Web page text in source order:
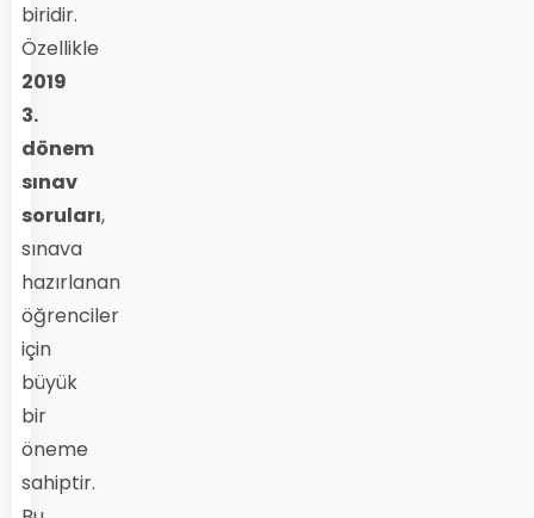
biridir.
Özellikle
2019
3.
dönem
sınav
soruları,
sınava
hazırlanan
öğrenciler
için
büyük
bir
öneme
sahiptir.